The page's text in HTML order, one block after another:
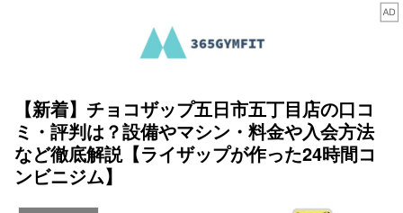
【新着】チョコザップ五日市五丁目店の口コ
ミ・評判は？設備やマシン・料金や入会方法
など徹底解説【ライザップが作った24時間コ
ンビニジム】